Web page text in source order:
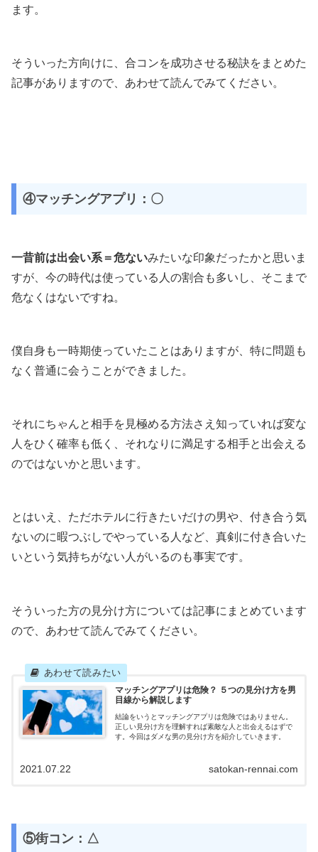
ます。
そういった方向けに、合コンを成功させる秘訣をまとめた
記事がありますので、あわせて読んでみてください。
④マッチングアプリ：〇
一昔前は出会い系＝危ないみたいな印象だったかと思いま
すが、今の時代は使っている人の割合も多いし、そこまで
危なくはないですね。
僕自身も一時期使っていたことはありますが、特に問題も
なく普通に会うことができました。
それにちゃんと相手を見極める方法さえ知っていれば変な
人をひく確率も低く、それなりに満足する相手と出会える
のではないかと思います。
とはいえ、ただホテルに行きたいだけの男や、付き合う気
ないのに暇つぶしでやっている人など、真剣に付き合いた
いという気持ちがない人がいるのも事実です。
そういった方の見分け方については記事にまとめています
ので、あわせて読んでみてください。
マッチングアプリは危険？ ５つの見分け方を男
目線から解説します
結論をいうとマッチングアプリは危険ではありません。
正しい見分け方を理解すれば素敵な人と出会えるはずで
す。今回はダメな男の見分け方を紹介していきます。
satokan-rennai.com
2021.07.22
⑤街コン：△